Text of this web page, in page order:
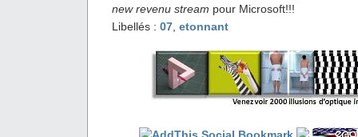
new revenu stream pour Microsoft!!!
Libellés : 07, etonnant